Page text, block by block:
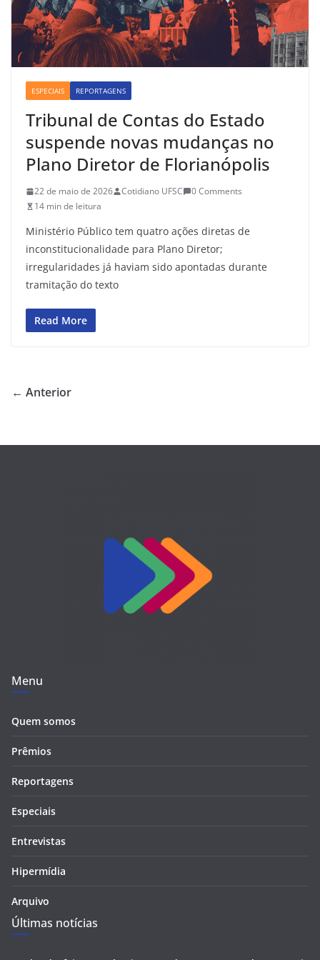
ESPECIAIS REPORTAGENS
Tribunal de Contas do Estado
suspende novas mudanças no
Plano Diretor de Florianópolis
22 de maio de 2026 Cotidiano UFSC
0 Comments
14 min de leitura
Ministério Público tem quatro ações diretas de
inconstitucionalidade para Plano Diretor;
irregularidades já haviam sido apontadas durante
tramitação do texto
Read More
← Anterior
Menu
Quem somos
Prêmios
Reportagens
Especiais
Entrevistas
Hipermídia
Arquivo
Últimas notícias